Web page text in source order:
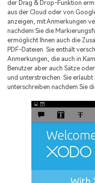
der Drag & Drop-Funktion
aus der Cloud oder von
anzeigen, mit Anmerkungen
nachdem Sie die
ermöglicht Ihnen auch die
PDF-Dateien. Sie enthält
Anmerkungen, die auch in
Benutzer aber auch Sätze
und unterstreichen. Sie
unterschreiben nachdem Sie